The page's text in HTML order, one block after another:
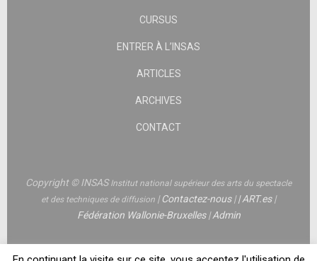
CURSUS
ENTRER À L’INSAS
ARTICLES
ARCHIVES
CONTACT
Copyright © INSASInstitut national supérieur des arts du spectacle
et des techniques de diffusion |Contactez-nous||ART.es|
Fédération Wallonie-Bruxelles|Admin